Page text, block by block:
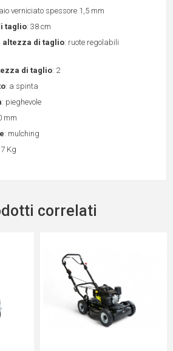
verniciato spessore 1,5 mm
taglio: 38 cm
altezza di taglio: ruote regolabili
di taglio: 2
: a spinta
: pieghevole
mm
: mulching
Kg
correlati